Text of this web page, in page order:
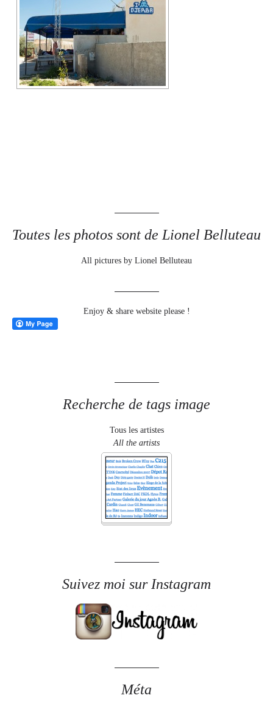
Toutes les photos sont de Lionel Belluteau
All pictures by Lionel Belluteau
Enjoy & share website please !
Recherche de tags image
Tous les artistes
All the artists
Suivez moi sur Instagram
Méta